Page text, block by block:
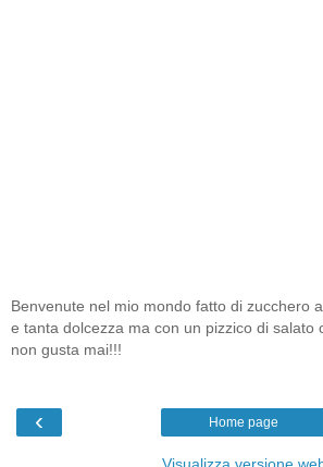
Benvenute nel mio mondo fatto di zucchero
e tanta dolcezza ma con un pizzico di salato
non gusta mai!!!
‹ Home page